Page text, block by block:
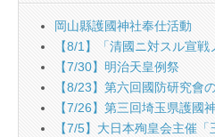
岡山縣護國神社奉仕活動
【8/1】「清國ニ対スル宣
【7/30】明治天皇例祭
【8/23】第六回國防研究會
【7/26】第三回埼玉県護國
【7/5】大日本殉皇会主催